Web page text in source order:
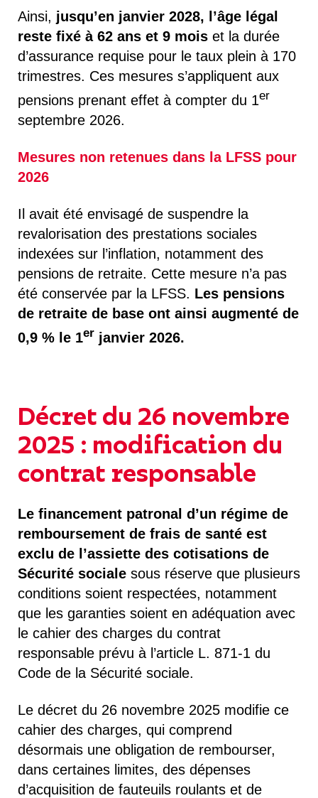
Ainsi, jusqu’en janvier 2028, l’âge légal
reste fixé à 62 ans et 9 mois et la durée
d’assurance requise pour le taux plein à 170
trimestres. Ces mesures s’appliquent aux
pensions prenant effet à compter du 1er
septembre 2026.
Mesures non retenues dans la LFSS pour
2026
Il avait été envisagé de suspendre la
revalorisation des prestations sociales
indexées sur l’inflation, notamment des
pensions de retraite. Cette mesure n’a pas
été conservée par la LFSS. Les pensions
de retraite de base ont ainsi augmenté de
0,9 % le 1er janvier 2026.
Décret du 26 novembre
2025 : modification du
contrat responsable
Le financement patronal d’un régime de
remboursement de frais de santé est
exclu de l’assiette des cotisations de
Sécurité sociale sous réserve que plusieurs
conditions soient respectées, notamment
que les garanties soient en adéquation avec
le cahier des charges du contrat
responsable prévu à l’article L. 871-1 du
Code de la Sécurité sociale.
Le décret du 26 novembre 2025 modifie ce
cahier des charges, qui comprend
désormais une obligation de rembourser,
dans certaines limites, des dépenses
d’acquisition de fauteuils roulants et de